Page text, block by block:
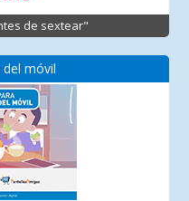
de sextear"
del móvil